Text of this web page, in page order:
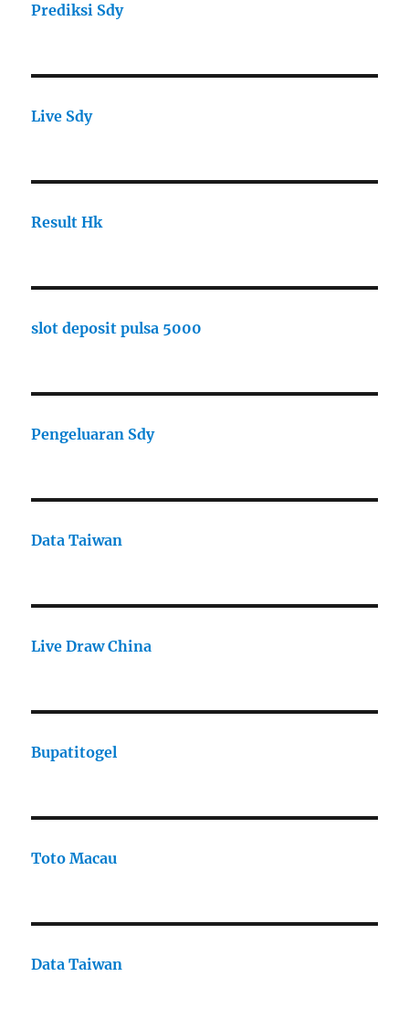
Prediksi Sdy
Live Sdy
Result Hk
slot deposit pulsa 5000
Pengeluaran Sdy
Data Taiwan
Live Draw China
Bupatitogel
Toto Macau
Data Taiwan